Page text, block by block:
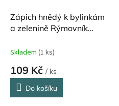
Zápich hnědý k bylinkám
a zelenině Rýmovník
cm
Skladem (1 ks)
109 Kč / ks
Do košíku